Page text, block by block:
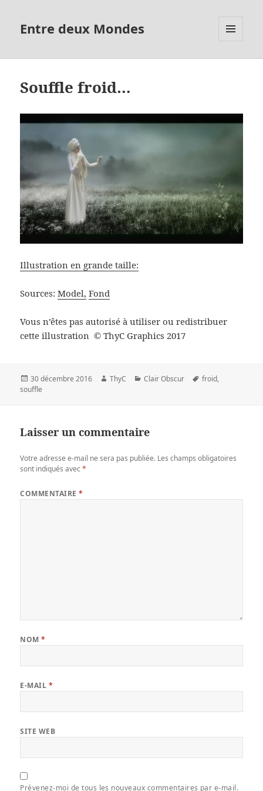
Entre deux Mondes
Souffle froid…
Illustration en grande taille:
Sources:Model, Fond
Vous n’êtes pas autorisé à utiliser ou redistribuer
cette illustration©ThyC Graphics 2017
Publié
le
30 décembre 2016 Auteur
ThyC Catégories
Clair Obscur
Mots-
froid,
souffle
Laisser un commentaire
Votre adresse e-mail ne sera pas publiée. Les champs obligatoires
sont indiqués avec*
COMMENTAIRE*
NOM*
E-MAIL *
SITE WEB
Prévenez-moi de tous les nouveaux commentaires par e-mail.